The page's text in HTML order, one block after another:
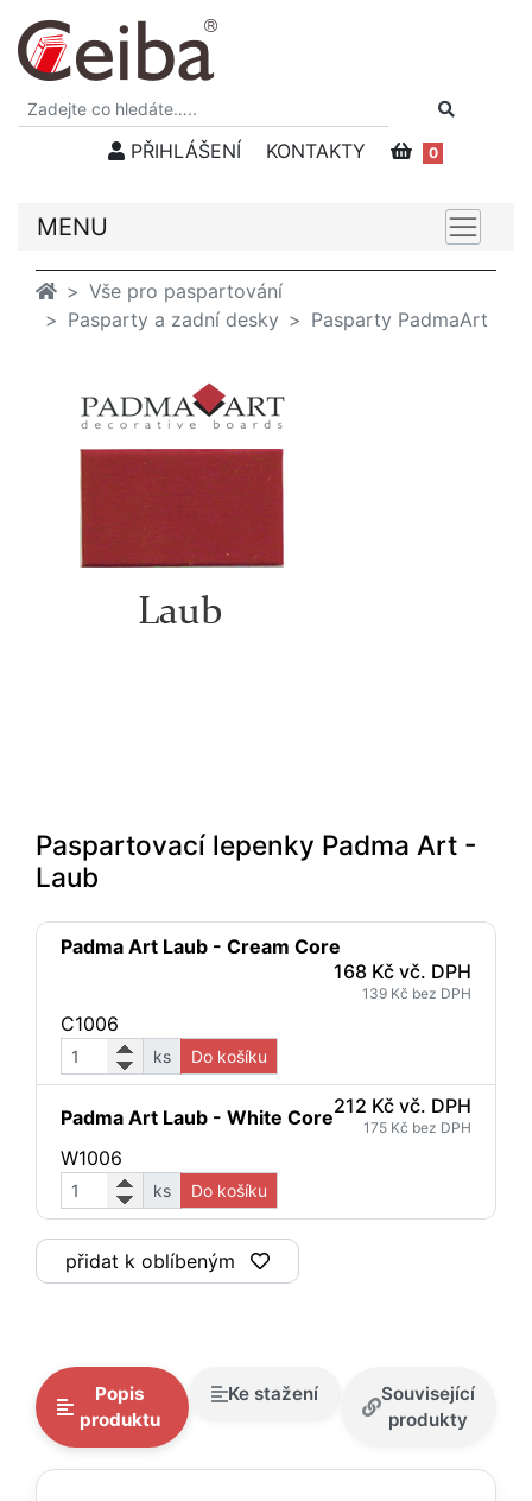
PŘIHLÁŠENÍ KONTAKTY 0
MENU
Vše pro paspartování
Pasparty a zadní desky
Pasparty PadmaArt
Paspartovací lepenky Padma Art -
Laub
Padma Art Laub - Cream Core
168 Kč vč. DPH
139 Kč bez DPH
C1006
ks Do košíku
Padma Art Laub - White Core212 Kč vč. DPH
175 Kč bez DPH
W1006
ks Do košíku
přidat k oblíbeným
Popis
produktu
Ke stažení
Související
produkty